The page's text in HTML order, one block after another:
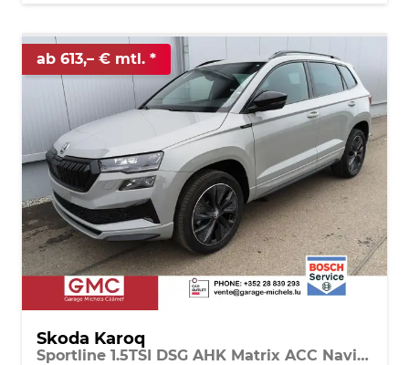
ab 613,– € mtl.
Skoda Karoq
Sportline 1.5TSI DSG AHK Matrix ACC Navi Sound Totwinkel